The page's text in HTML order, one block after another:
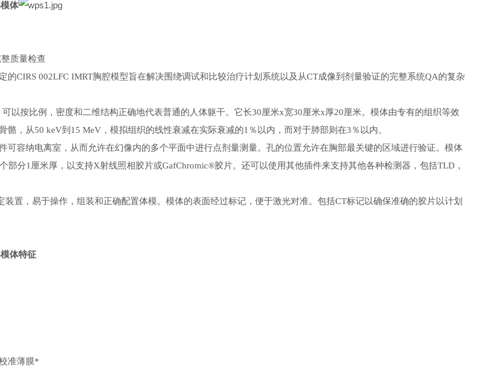
体
质量检查
的CIRS 002LFC IMRT胸腔模型旨在解决围绕调试和比较治疗计划系统以及从CT成像到剂量验证的完整系统QA的复杂
以按比例，密度和二维结构正确地代表普通的人体躯干。它长30厘米x宽30厘米x厚20厘米。模体由专有的组织等效
骼，从50 keV到15 MeV，模拟组织的线性衰减在实际衰减的1％以内，而对于肺部则在3％以内。
可容纳电离室，从而允许在幻像内的多个平面中进行点剂量测量。孔的位置允许在胸部最关键的区域进行验证。模体
部分1厘米厚，以支持X射线照相胶片或GafChromic®胶片。还可以使用其他插件来支持其他各种检测器，包括TLD，
装置，易于操作，组装和正确配置体模。模体的表面经过标记，便于激光对准。包括CT标记以确保准确的胶片以计划
体特征
准薄膜*